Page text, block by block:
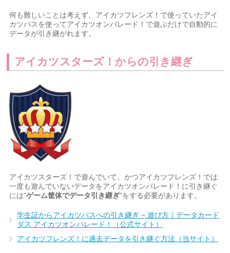
何も難しいことは考えず、アイカツフレンズ！で使っていたアイ
カツパスを使ってアイカツオンパレード！で遊ぶだけで自動的に
データが引き継がれます。
アイカツスターズ！からの引き継ぎ
アイカツスターズ！で遊んでいて、かつアイカツフレンズ！では
一度も遊んでいないデータをアイカツオンパレード！に引き継ぐ
には”ゲーム筐体でデータ引き継ぎ”をする必要があります。
学生証からアイカツパスへの引き継ぎ − 遊び方｜データカード
ダス アイカツオンパレード！（公式サイト）
アイカツフレンズ！に過去データを引き継ぐ方法（当サイト）